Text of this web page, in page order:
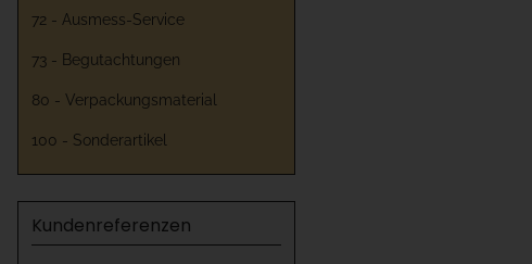
72 - Ausmess-Service
73 - Begutachtungen
80 - Verpackungsmaterial
100 - Sonderartikel
Kundenreferenzen